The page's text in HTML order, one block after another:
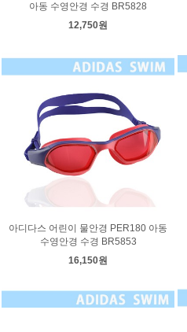
아동 수영안경 수경 BR5828
12,750원
아디다스 어린이 물안경 PER180 아동
수영안경 수경 BR5853
16,150원